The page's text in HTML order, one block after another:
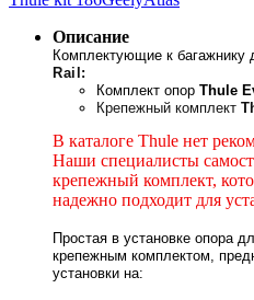
Описание
Комплектующие к багажнику
Rail:
Комплект опор Thule
Крепежный комплект
В каталоге Thule нет
Наши специалисты
крепежный комплект,
надежно подходит для
Простая в установке опора
крепежным комплектом,
установки на: